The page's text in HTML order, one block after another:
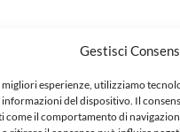
Gestisci
esperienze, utilizziamo
informazioni del dispositivo. Il
come il comportamento di